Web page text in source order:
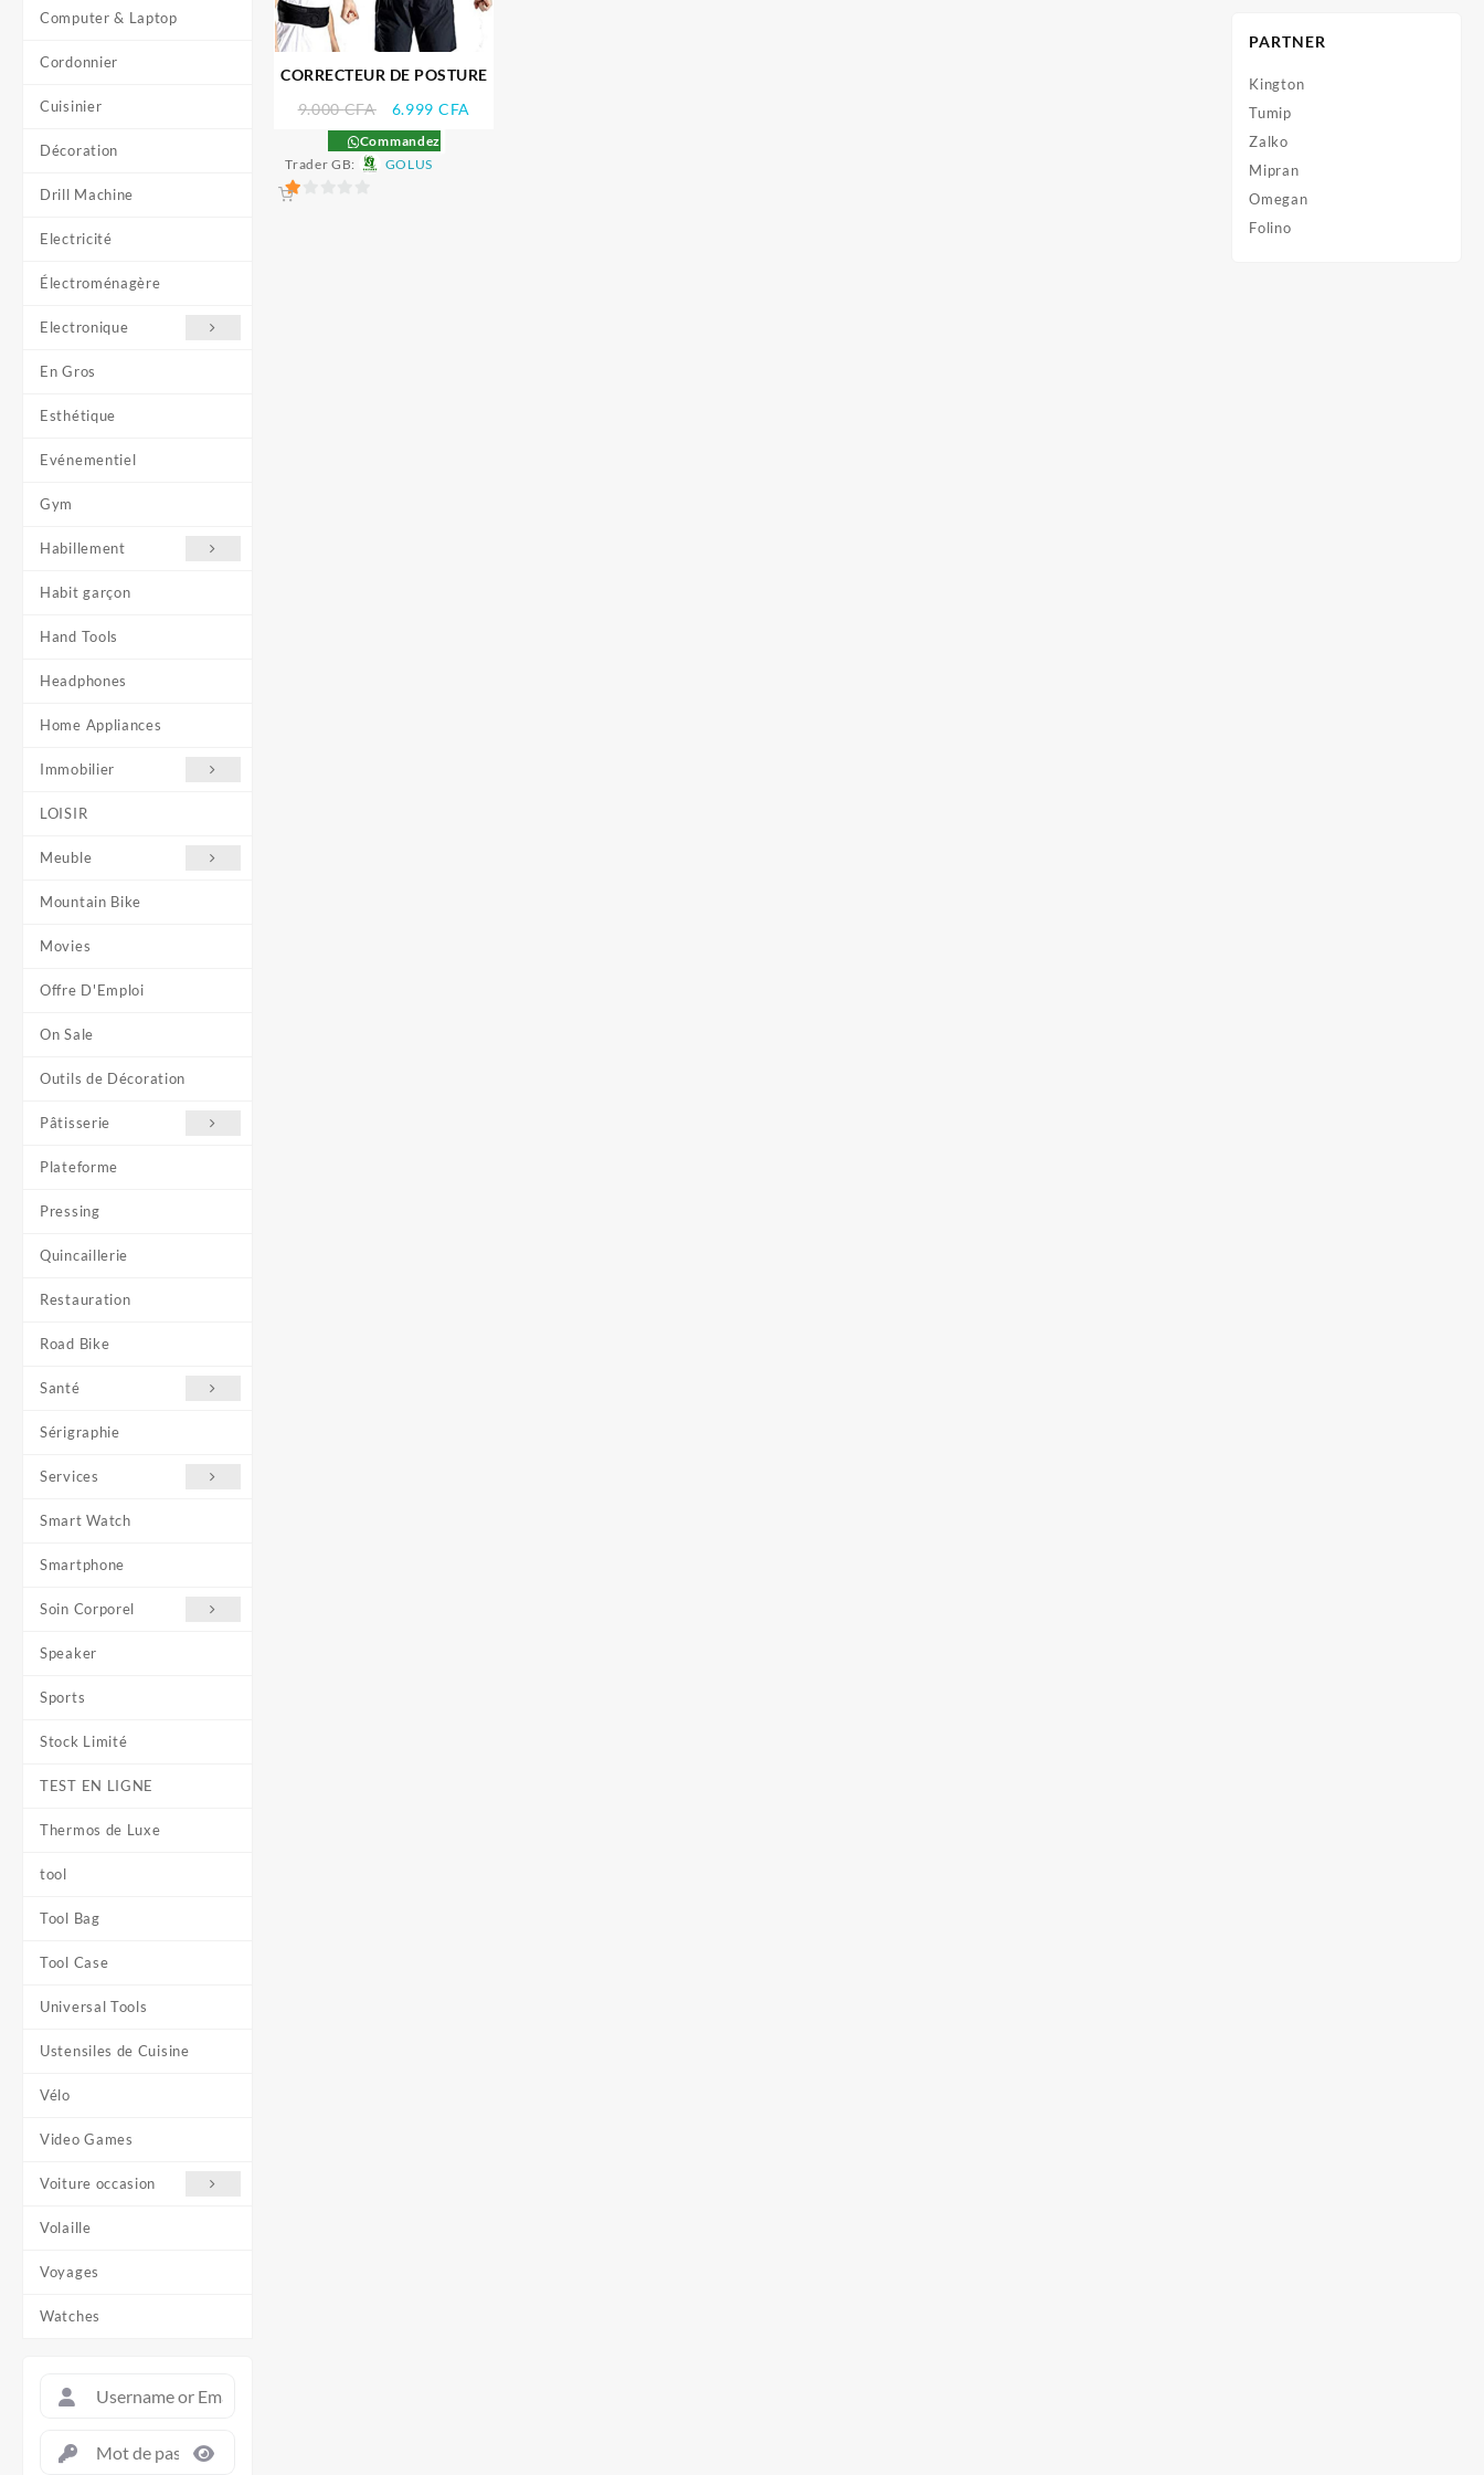
Computer & Laptop
Cordonnier
Cuisinier
Décoration
Drill Machine
Electricité
Électroménagère
Electronique
En Gros
Esthétique
Evénementiel
Gym
Habillement
Habit garçon
Hand Tools
Headphones
Home Appliances
Immobilier
LOISIR
Meuble
Mountain Bike
Movies
Offre D'Emploi
On Sale
Outils de Décoration
Pâtisserie
Plateforme
Pressing
Quincaillerie
Restauration
Road Bike
Santé
Sérigraphie
Services
Smart Watch
Smartphone
Soin Corporel
Speaker
Sports
Stock Limité
TEST EN LIGNE
Thermos de Luxe
tool
Tool Bag
Tool Case
Universal Tools
Ustensiles de Cuisine
Vélo
Video Games
Voiture occasion
Volaille
Voyages
Watches
CORRECTEUR DE POSTURE
9.000CFA
Le
prix
initial
6.999 CFA
Commandez
Trader GB:
GOLUS
PARTNER
Kington
Tumip
Zalko
Mipran
Omegan
Folino